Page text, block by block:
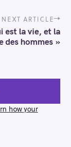
NEXT ARTICLE
est la vie, et la
des hommes »
how your